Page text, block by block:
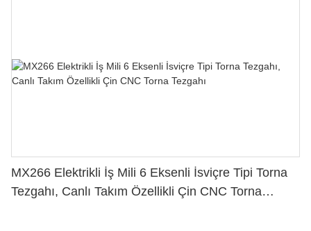
MX266 Elektrikli İş Mili 6 Eksenli İsviçre Tipi Torna
Tezgahı, Canlı Takım Özellikli Çin CNC Torna